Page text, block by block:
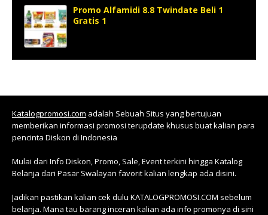
Promo Alfamidi 8.8 Twindate Beli 1
Gratis 1
Katalogpromosi.com adalah Sebuah Situs yang bertujuan
memberikan informasi promosi terupdate khusus buat kalian para
pencinta Diskon di Indonesia
Mulai dari Info Diskon, Promo, Sale, Event terkini hingga Katalog
Belanja dari Pasar Swalayan favorit kalian lengkap ada disini.
Jadikan pastikan kalian cek dulu KATALOGPROMOSI.COM sebelum
belanja. Mana tau barang inceran kalian ada info promonya di sini